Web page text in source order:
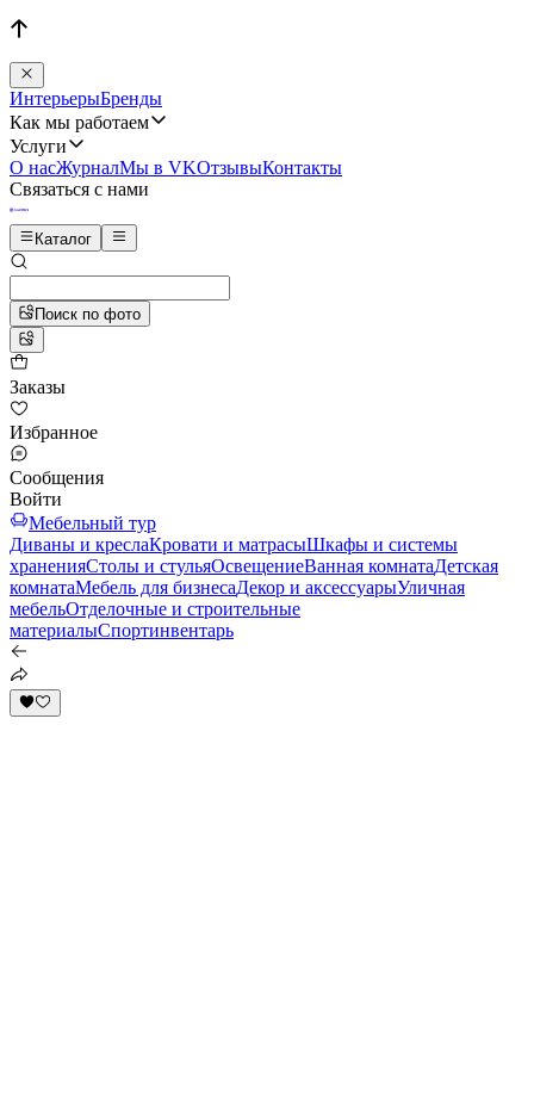
ИнтерьерыБренды
Как мы работаем
Услуги
О насЖурналМы в VKОтзывыКонтакты
Связаться с нами
Каталог
Поиск по фото
Заказы
Избранное
Сообщения
Войти
Мебельный тур
Диваны и креслаКровати и матрасыШкафы и системы
храненияСтолы и стульяОсвещениеВанная комнатаДетская
комнатаМебель для бизнесаДекор и аксессуарыУличная
мебельОтделочные и строительные
материалыСпортинвентарь